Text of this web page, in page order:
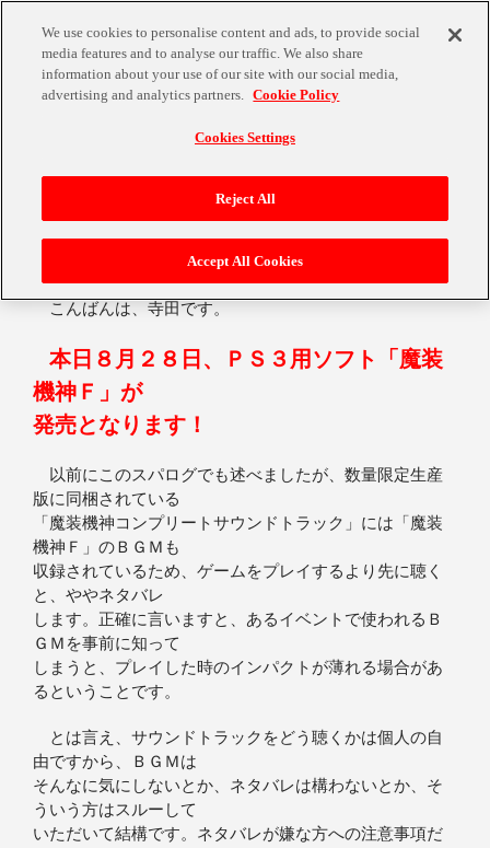
魔装機神Ｆ、発売！！
こんばんは、寺田です。
本日８月２８日、ＰＳ３用ソフト「魔装
機神Ｆ」が
発売となります！
以前にこのスパログでも述べましたが、数量限定生産
版に同梱されている
「魔装機神コンプリートサウンドトラック」には「魔装
機神Ｆ」のＢＧＭも
収録されているため、ゲームをプレイするより先に聴く
と、ややネタバレ
します。正確に言いますと、あるイベントで使われるＢ
ＧＭを事前に知って
しまうと、プレイした時のインパクトが薄れる場合があ
るということです。
とは言え、サウンドトラックをどう聴くかは個人の自
由ですから、ＢＧＭは
そんなに気にしないとか、ネタバレは構わないとか、そ
ういう方はスルーして
いただいて結構です。ネタバレが嫌な方への注意事項だ
We use cookies to personalise content and ads, to provide social
media features and to analyse our traffic. We also share
information about your use of our site with our social media,
advertising and analytics partners. Cookie Policy
Cookies Settings
Reject All
Accept All Cookies